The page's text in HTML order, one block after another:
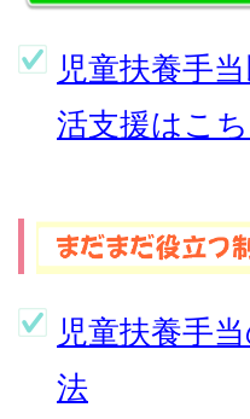
児童扶養手
活支援はこ
児童扶養手
法